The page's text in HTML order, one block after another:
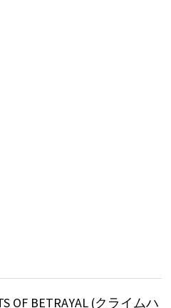
OF BETRAYAL (クライムハ